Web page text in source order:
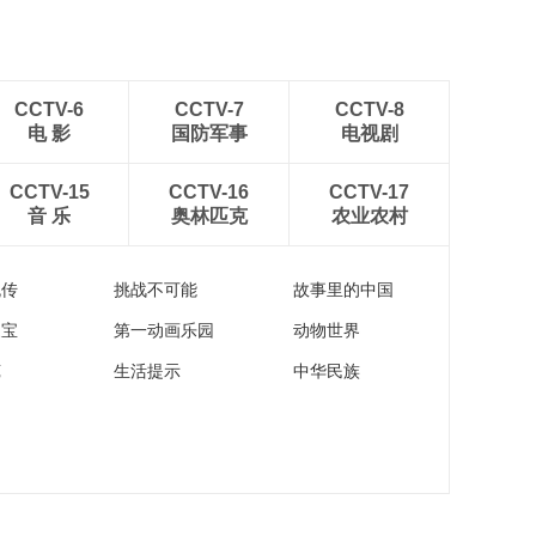
CCTV-6
电 影
CCTV-7
国防军事
CCTV-8
电视剧
CCTV-15
音 乐
CCTV-16
奥林匹克
CCTV-17
农业农村
挑战不可能 故事里的中国
第一动画乐园 动物世界
生活提示 中华民族